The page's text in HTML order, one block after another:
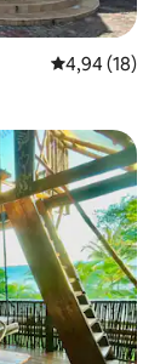
Средна
4,94 (18)